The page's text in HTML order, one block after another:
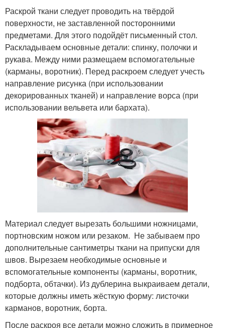
Раскрой ткани следует проводить на твёрдой
поверхности, не заставленной посторонними
предметами. Для этого подойдёт письменный стол.
Раскладываем основные детали: спинку, полочки и
рукава. Между ними размещаем вспомогательные
(карманы, воротник). Перед раскроем следует учесть
направление рисунка (при использовании
декорированных тканей) и направление ворса (при
использовании вельвета или бархата).
Материал следует вырезать большими ножницами,
портновским ножом или резаком. Не забываем про
дополнительные сантиметры ткани на припуски для
швов. Вырезаем необходимые основные и
вспомогательные компоненты (карманы, воротник,
подборта, обтачки). Из дублерина выкраиваем детали,
которые должны иметь жёсткую форму: листочки
карманов, воротник, борта.
После раскроя все детали можно сложить в примерное